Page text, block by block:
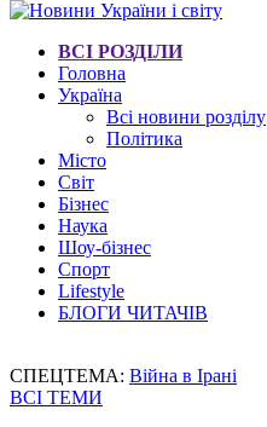
ВСІ РОЗДІЛИ
Головна
Україна
Всі новини розділу
Політика
Місто
Світ
Бізнес
Наука
Шоу-бізнес
Спорт
Lifestyle
БЛОГИ ЧИТАЧІВ
СПЕЦТЕМА: Війна в Ірані
ВСІ ТЕМИ